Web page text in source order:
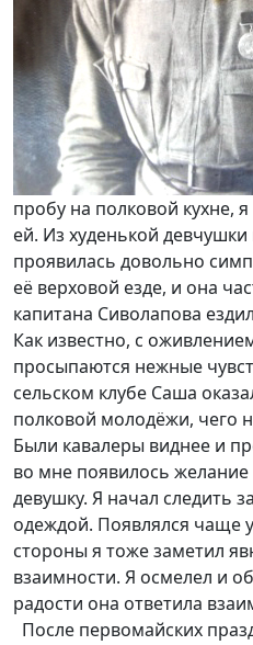
пробу на полковой кухне,
ей. Из худенькой
проявилась довольно
её верховой езде, и она
капитана Сиволапова
Как известно, с
просыпаются нежные
сельском клубе Саша
полковой молодёжи, чего
Были кавалеры виднее и
во мне появилось желание
девушку. Я начал следить
одеждой. Появлялся чаще
стороны я тоже заметил
взаимности. Я осмелел и
радости она ответила
После первомайских